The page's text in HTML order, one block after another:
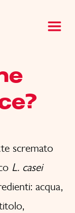
scremato
L. casei
acqua,